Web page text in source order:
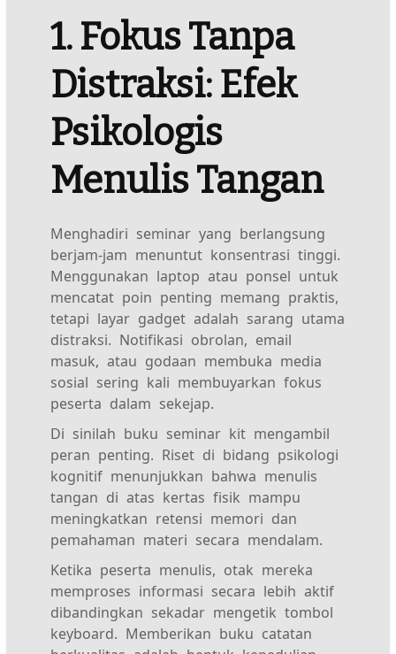
1. Fokus Tanpa
Distraksi: Efek
Psikologis
Menulis Tangan
Menghadiri seminar yang berlangsung
berjam-jam menuntut konsentrasi tinggi.
Menggunakan laptop atau ponsel untuk
mencatat poin penting memang praktis,
tetapi layar gadget adalah sarang utama
distraksi. Notifikasi obrolan, email
masuk, atau godaan membuka media
sosial sering kali membuyarkan fokus
peserta dalam sekejap.
Di sinilah buku seminar kit mengambil
peran penting. Riset di bidang psikologi
kognitif menunjukkan bahwa menulis
tangan di atas kertas fisik mampu
meningkatkan retensi memori dan
pemahaman materi secara mendalam.
Ketika peserta menulis, otak mereka
memproses informasi secara lebih aktif
dibandingkan sekadar mengetik tombol
keyboard. Memberikan buku catatan